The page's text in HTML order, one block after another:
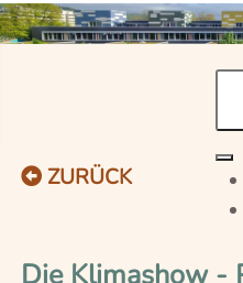
ZURÜCK
Die Klimashow -